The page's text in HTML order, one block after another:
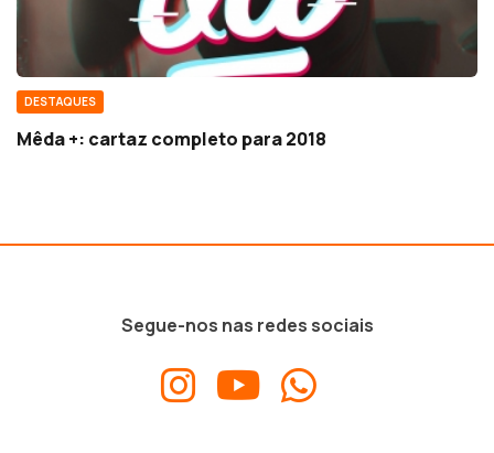
DESTAQUES
Mêda +: cartaz completo para 2018
Segue-nos nas redes sociais